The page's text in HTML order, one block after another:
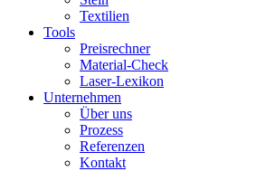
Textilien
Tools
Preisrechner
Material-Check
Laser-Lexikon
Unternehmen
Über uns
Prozess
Referenzen
Kontakt